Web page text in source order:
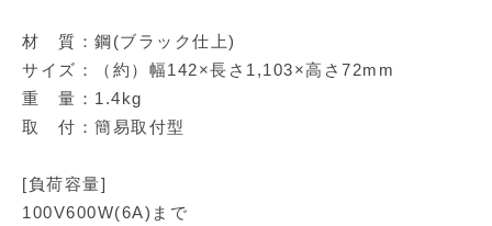
材 質：鋼(ブラック仕上)
サイズ：（約）幅142×長さ1,103×高さ72mm
重 量：1.4kg
取 付：簡易取付型
[負荷容量]
100V600W(6A)まで